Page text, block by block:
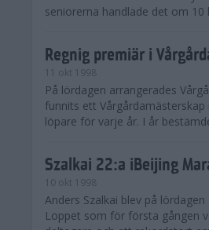
seniorerna handlade det om 10
Regnig premiär i
11 okt 1998
På lördagen arrangerades
funnits ett
löpare för varje år. I år
Szalkai 22:a iBeijing
10 okt 1998
Anders Szalkai blev på
Loppet som för första gången